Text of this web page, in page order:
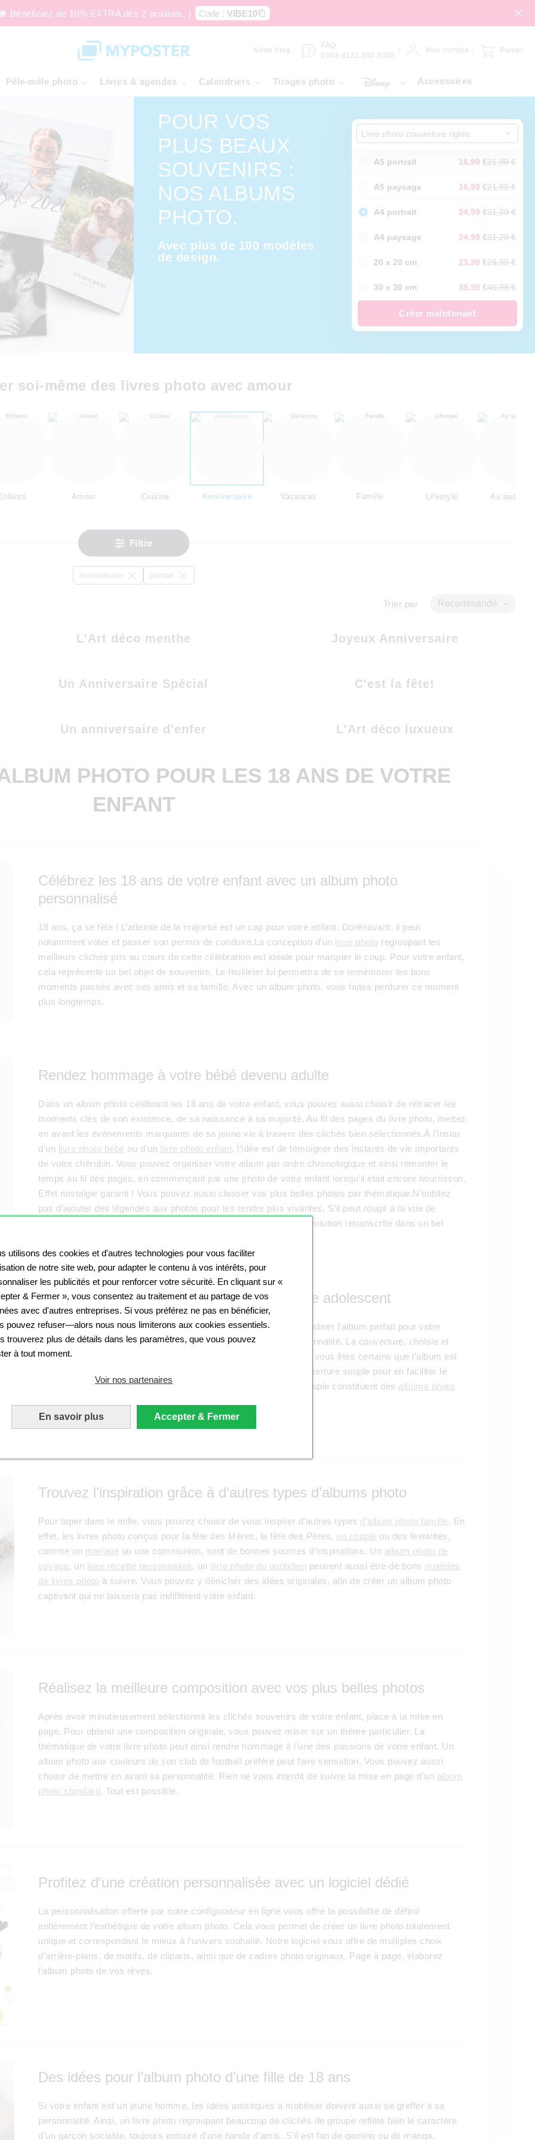
utilisons des cookies et d'autres technologies pour vous faciliter
de notre site web, pour adapter le contenu à vos intérêts, pour
les publicités et pour renforcer votre sécurité. En cliquant sur «
& Fermer », vous consentez au traitement et au partage de vos
avec d'autres entreprises. Si vous préférez ne pas en bénéficier,
pouvez refuser—alors nous nous limiterons aux cookies essentiels.
trouverez plus de détails dans les paramètres, que vous pouvez
à tout moment.
Voir nos partenaires
En savoir plus Accepter & Fermer
🪩 Bénéficiez de 10% EXTRA dès 2 produits. | Code : VIBE10
Notre blog
FAQ
0049 8131 380 3008
Mon compte Panier
Pêle-mêle photo Livres & agendas Calendriers Tirages photo Accessoires
POUR VOS
PLUS BEAUX
SOUVENIRS :
NOS ALBUMS
PHOTO.
Avec plus de 100 modèles
de design.
Livre photo couverture rigide
A5 portrait 16,99 €21,99 €
A5 paysage 16,99 €21,99 €
A4 portrait 24,99 €31,29 €
A4 paysage 24,99 €31,29 €
20 x 20 cm 23,99 €29,99 €
30 x 30 cm 39,99 €49,99 €
Créer maintenant
soi-même des livres photo avec amour
Amour Cuisine Anniversaire Vacances Famille Lifestyle Au
Filtre
Anniversaire portrait
Trier par Recommandé
L'Art déco menthe Joyeux Anniversaire
Un Anniversaire Spécial C'est la fête!
Un anniversaire d'enfer L'Art déco luxueux
PHOTO POUR LES 18 ANS DE VOTRE
ENFANT
Célébrez les 18 ans de votre enfant avec un album photo
personnalisé
18 ans, ça se fête ! L’atteinte de la majorité est un cap pour votre enfant. Dorénavant, il peut
notamment voter et passer son permis de conduire.La conception d’un livre photo regroupant les
meilleurs clichés pris au cours de cette célébration est idéale pour marquer le coup. Pour votre enfant,
cela représente un bel objet de souvenirs. Le feuilleter lui permettra de se remémorer les bons
moments passés avec ses amis et sa famille. Avec un album photo, vous faites perdurer ce moment
plus longtemps.
Rendez hommage à votre bébé devenu adulte
Dans un album photo célébrant les 18 ans de votre enfant, vous pouvez aussi choisir de retracer les
moments clés de son existence, de sa naissance à sa majorité. Au fil des pages du livre photo, mettez
en avant les événements marquants de sa jeune vie à travers des clichés bien sélectionnés.À l’instar
d’un livre photo bébé ou d'un livre photo enfant, l’idée est de témoigner des instants de vie importants
de votre chérubin. Vous pouvez organiser votre album par ordre chronologique et ainsi remonter le
temps au fil des pages, en commençant par une photo de votre enfant lorsqu’il était encore nourrisson.
Effet nostalgie garanti ! Vous pouvez aussi classer vos plus belles photos par thématique.N’oubliez
pas d’ajouter des légendes aux photos pour les rendre plus vivantes. S’il peut rougir à la vue de
certains clichés, votre enfant sera certainement fier de voir son évolution retranscrite dans un bel
Trouvez le modèle d’album parfait pour votre adolescent
Nos modèles d’album photo spécial 18 ans vous permettent de réaliser l’album parfait pour votre
enfant. Choisissez le modèle qui se rapproche le plus de sa personnalité. La couverture, choisie et
customisée par vos soins, doit également lui plaire.Par ailleurs, si vous êtes certains que l’album est
destiné à passer entre de nombreuses mains, privilégiez une couverture souple pour en faciliter le
transport et le feuilletage répété. Les versions avec couverture souple constituent des albums photo
Trouvez l’inspiration grâce à d’autres types d’albums photo
Pour taper dans le mille, vous pouvez choisir de vous inspirer d’autres types d’album photo famille. En
effet, les livres photo conçus pour la fête des Mères, la fête des Pères, un couple ou des festivités,
comme un mariage ou une communion, sont de bonnes sources d’inspirations. Un album photo de
voyage, un livre recette personnalisé, un livre photo du quotidien peuvent aussi être de bons modèles
de livres photo à suivre. Vous pouvez y dénicher des idées originales, afin de créer un album photo
captivant qui ne laissera pas indifférent votre enfant.
Réalisez la meilleure composition avec vos plus belles photos
Après avoir minutieusement sélectionné les clichés souvenirs de votre enfant, place à la mise en
page. Pour obtenir une composition originale, vous pouvez miser sur un thème particulier. La
thématique de votre livre photo peut ainsi rendre hommage à l’une des passions de votre enfant. Un
album photo aux couleurs de son club de football préféré peut faire sensation. Vous pouvez aussi
choisir de mettre en avant sa personnalité. Rien ne vous interdit de suivre la mise en page d'un album
photo standard. Tout est possible.
Profitez d’une création personnalisée avec un logiciel dédié
La personnalisation offerte par notre configurateur en ligne vous offre la possibilité de définir
entièrement l’esthétique de votre album photo. Cela vous permet de créer un livre photo totalement
unique et correspondant le mieux à l’univers souhaité. Notre logiciel vous offre de multiples choix
d’arrière-plans, de motifs, de cliparts, ainsi que de cadres photo originaux. Page à page, élaborez
l’album photo de vos rêves.
Des idées pour l’album photo d’une fille de 18 ans
Si votre enfant est un jeune homme, les idées artistiques à mobiliser doivent aussi se greffer à sa
personnalité. Ainsi, un livre photo regroupant beaucoup de clichés de groupe reflète bien le caractère
d’un garçon sociable, toujours entouré d’une bande d’amis. S’il est fan de gaming ou de manga,